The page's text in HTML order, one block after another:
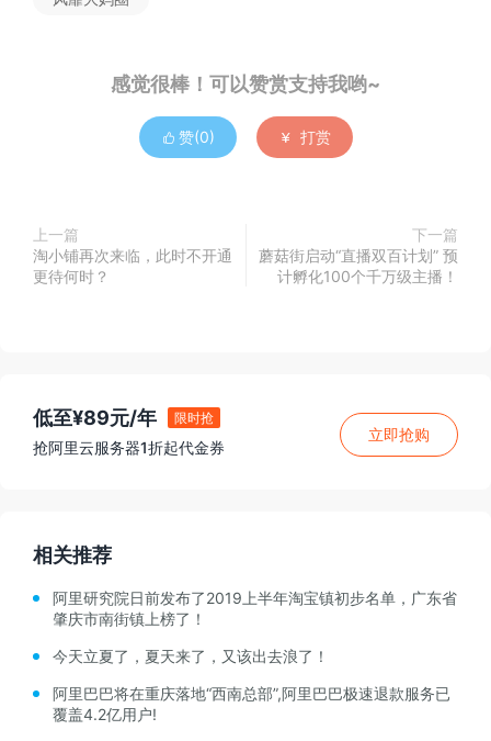
感觉很棒！可以赞赏支持我哟~
 赞(0)  打赏
上一篇
淘小铺再次来临，此时不开通
更待何时？
下一篇
蘑菇街启动“直播双百计划” 预
计孵化100个千万级主播！
低至¥89元/年 限时抢
抢阿里云服务器1折起代金券
立即抢购
相关推荐
阿里研究院日前发布了2019上半年淘宝镇初步名单，广东省
肇庆市南街镇上榜了！
今天立夏了，夏天来了，又该出去浪了！
阿里巴巴将在重庆落地“西南总部”,阿里巴巴极速退款服务已
覆盖4.2亿用户!